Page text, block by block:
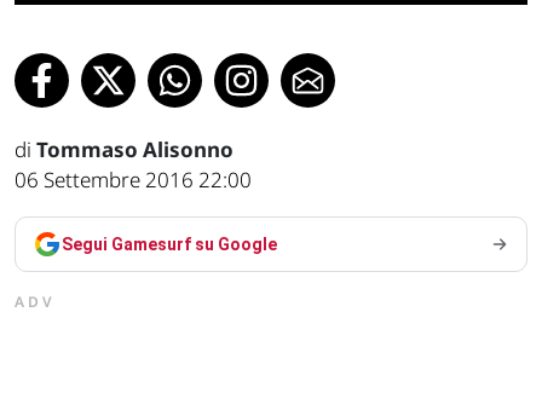
di Tommaso Alisonno
06 Settembre 2016 22:00
Segui Gamesurf su Google
ADV